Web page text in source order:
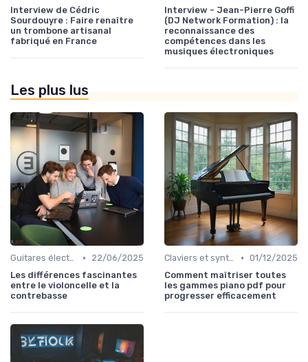
Interview de Cédric
Sourdouyre : Faire renaître
un trombone artisanal
fabriqué en France
Interview - Jean-Pierre Goffi
(DJ Network Formation) : la
reconnaissance des
compétences dans les
musiques électroniques
Les plus lus
Guitares électriques et acoustiques •
22/06/2025
Les différences fascinantes
entre le violoncelle et la
contrebasse
Claviers et synthétiseurs • 01/12/2025
Comment maîtriser toutes
les gammes piano pdf pour
progresser efficacement